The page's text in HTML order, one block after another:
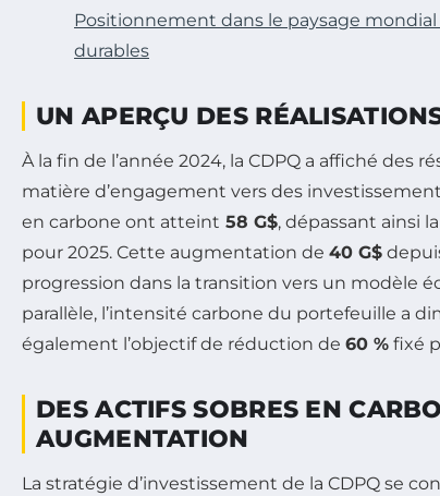
Positionnement dans le paysage
durables
UN APERÇU DES
À la fin de l’année 2024, la CDPQ a affiché des
matière d’engagement vers des
en carbone ont atteint 58 G$, dépassant ainsi
pour 2025. Cette augmentation de 40 G$
progression dans la transition vers un modèle
parallèle, l’intensité carbone du portefeuille a
également l’objectif de réduction de 60 % fixé
DES ACTIFS SOBRES EN
AUGMENTATION
La stratégie d’investissement de la CDPQ se